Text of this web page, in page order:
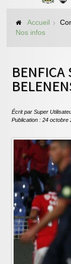
Accueil
Nos infos
BENFICA
Écrit parSuper
Publication : 24 octobre